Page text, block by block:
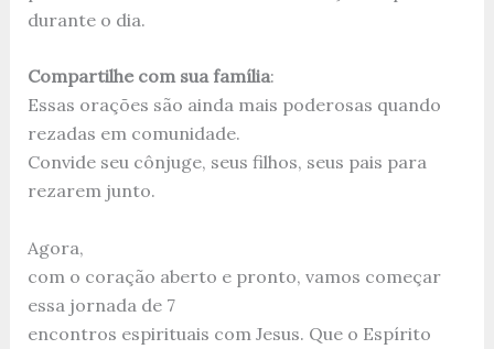
durante o dia.
Compartilhe com sua família:
Essas orações são ainda mais poderosas quando
rezadas em comunidade.
Convide seu cônjuge, seus filhos, seus pais para
rezarem junto.
Agora,
com o coração aberto e pronto, vamos começar
essa jornada de 7
encontros espirituais com Jesus. Que o Espírito